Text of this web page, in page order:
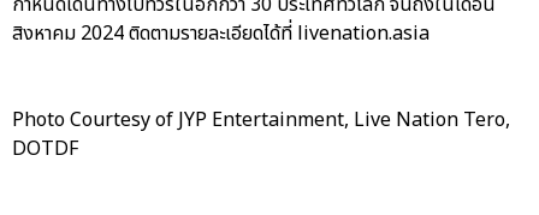
สิงหาคม 2024 ติดตามรายละเอียดได้ที่ livenation.asia
Photo Courtesy of JYP Entertainment, Live Nation Tero,
DOTDF